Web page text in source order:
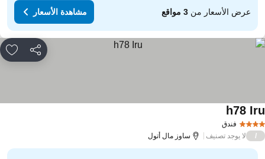
عرض الأسعار من3 مواقع مشاهدة الأسعار
مشاركة
فندق
h78
لا يوجد تصنيف ساوز مال أتول